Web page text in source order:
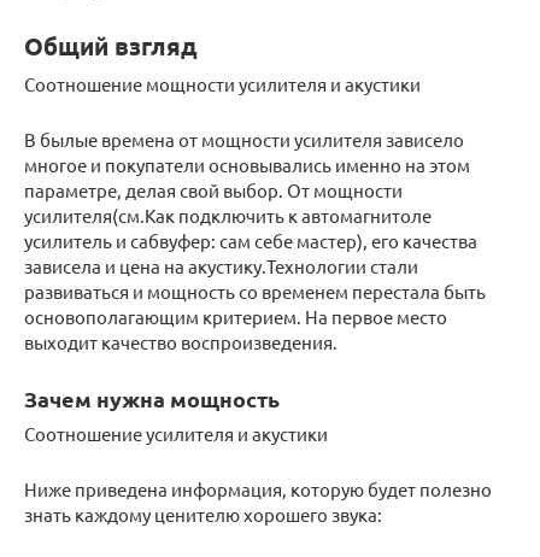
Общий взгляд
Соотношение мощности усилителя и акустики
В былые времена от мощности усилителя зависело
многое и покупатели основывались именно на этом
параметре, делая свой выбор. От мощности
усилителя(см.Как подключить к автомагнитоле
усилитель и сабвуфер: сам себе мастер), его качества
зависела и цена на акустику.Технологии стали
развиваться и мощность со временем перестала быть
основополагающим критерием. На первое место
выходит качество воспроизведения.
Зачем нужна мощность
Соотношение усилителя и акустики
Ниже приведена информация, которую будет полезно
знать каждому ценителю хорошего звука: